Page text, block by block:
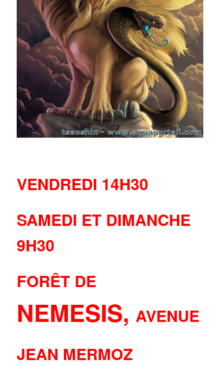
VENDREDI 14H30
SAMEDI ET DIMANCHE
9H30
FORÊT DE
NEMESIS, AVENUE
JEAN MERMOZ